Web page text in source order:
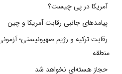
آمریکا در پی چیست؟
پیامدهای جانبی رقابت آمریکا و چین
رقابت ترکیه و رژیم صهیونیستی؛
منطقه
حجاز هسته‌ای نخواهد شد